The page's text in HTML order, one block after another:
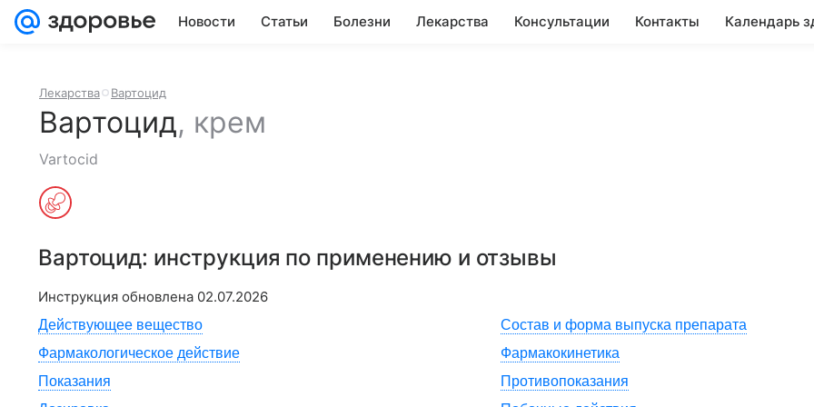
Новости Статьи Болезни Лекарства Консультации Контакты Календарь
Лекарства Вартоцид
Вартоцид, крем
Vartocid
Вартоцид: инструкция по применению и отзывы
Инструкция обновлена 02.07.2026
Действующее вещество
Состав и форма выпуска препарата
Фармакологическое действие
Фармакокинетика
Показания
Противопоказания